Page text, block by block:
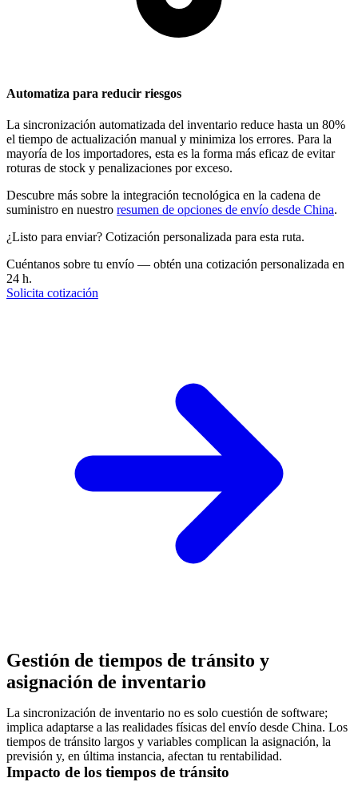
Automatiza para reducir riesgos
La sincronización automatizada del inventario reduce hasta un 80%
el tiempo de actualización manual y minimiza los errores. Para la
mayoría de los importadores, esta es la forma más eficaz de evitar
roturas de stock y penalizaciones por exceso.
Descubre más sobre la integración tecnológica en la cadena de
suministro en nuestro resumen de opciones de envío desde China.
¿Listo para enviar? Cotización personalizada para esta ruta.
Cuéntanos sobre tu envío — obtén una cotización personalizada en
24 h.
Solicita cotización
Gestión de tiempos de tránsito y
asignación de inventario
La sincronización de inventario no es solo cuestión de software;
implica adaptarse a las realidades físicas del envío desde China. Los
tiempos de tránsito largos y variables complican la asignación, la
previsión y, en última instancia, afectan tu rentabilidad.
Impacto de los tiempos de tránsito